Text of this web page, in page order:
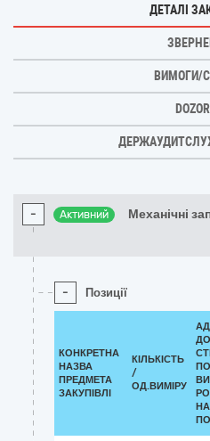
ДЕТАЛІ
ВИМОГИ/
- Активний Механічні
- Позиції
КОНКРЕТНА
НАЗВА
ПРЕДМЕТА
ЗАКУПІВЛІ
КІЛЬКІСТЬ
/
ОД.ВИМІРУ